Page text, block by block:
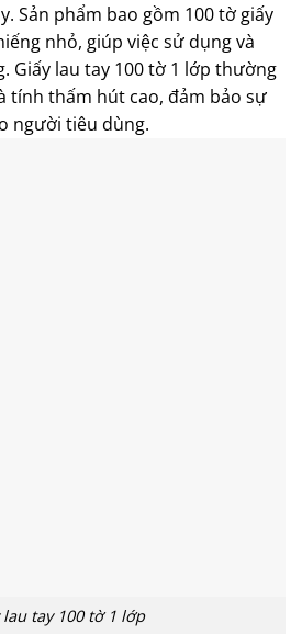
Sản phẩm bao gồm 100 tờ giấy
nhỏ, giúp việc sử dụng và
Giấy lau tay 100 tờ 1 lớp thường
tính thấm hút cao, đảm bảo sự
người tiêu dùng.
lau tay 100 tờ 1 lớp